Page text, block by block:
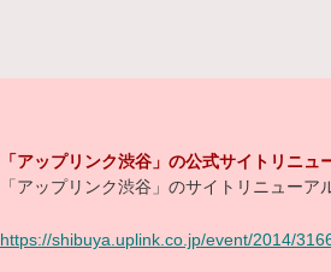
「アップリンク渋谷」の公式サイトリニ
「アップリンク渋谷」のサイトリニュー
https://shibuya.uplink.co.jp/event/2014/